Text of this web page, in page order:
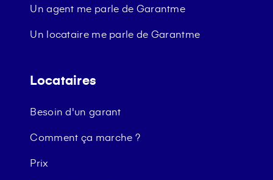
Un agent me parle de Garantme
Un locataire me parle de Garantme
Locataires
Besoin d'un garant
Comment ça marche ?
Prix